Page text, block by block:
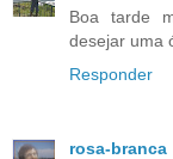
Boa tarde
desejar uma
Responder
rosa-branca